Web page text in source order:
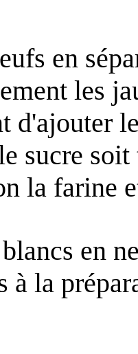
en
les
d'ajouter
sucre
la farine
en
à la